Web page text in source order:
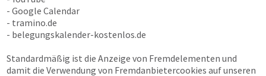
- Google Calendar
- tramino.de
- belegungskalender-kostenlos.de
Standardmäßig ist die Anzeige von Fremdelementen und
damit die Verwendung von Fremdanbietercookies auf unseren